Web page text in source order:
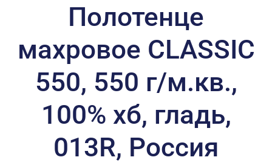
Текстиль для отелей
Подробнее
Продажа
оборудования
Подробнее
Профессиональный
текстиль
Подробнее
Полотенце
махровое CLASSIC
550, 550 г/м.кв.,
100% хб, гладь,
013R, Россия